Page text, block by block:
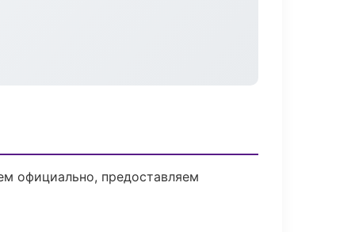
официально, предоставляем